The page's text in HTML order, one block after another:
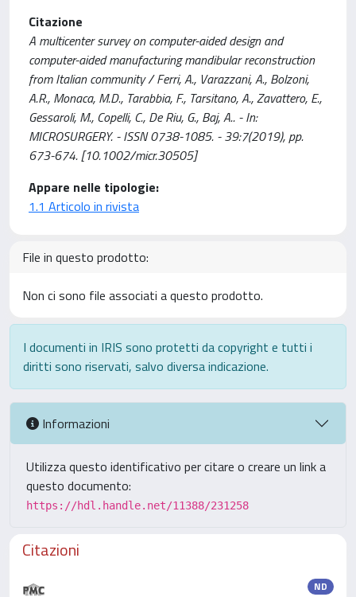
Citazione
A multicenter survey on computer-aided design and
computer-aided manufacturing mandibular reconstruction
from Italian community / Ferri, A., Varazzani, A., Bolzoni,
A.R., Monaca, M.D., Tarabbia, F., Tarsitano, A., Zavattero, E.,
Gessaroli, M., Copelli, C., De Riu, G., Baj, A.. - In:
MICROSURGERY. - ISSN 0738-1085. - 39:7(2019), pp.
673-674. [10.1002/micr.30505]
Appare nelle tipologie:
1.1 Articolo in rivista
File in questo prodotto:
Non ci sono file associati a questo prodotto.
I documenti in IRIS sono protetti da copyright e tutti i
diritti sono riservati, salvo diversa indicazione.
Informazioni
Utilizza questo identificativo per citare o creare un link a
questo documento:
https://hdl.handle.net/11388/231258
Citazioni
ND